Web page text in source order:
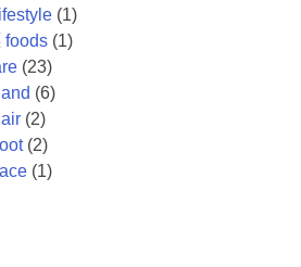
(1)
foods (1)
(23)
(6)
(2)
(2)
(1)